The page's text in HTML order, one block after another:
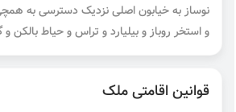
نوساز به خیابون اصلی نزدیک دسترسی به
و استخر روباز و بیلیارد و تراس و حیاط بالکن
قوانین اقامتی ملک